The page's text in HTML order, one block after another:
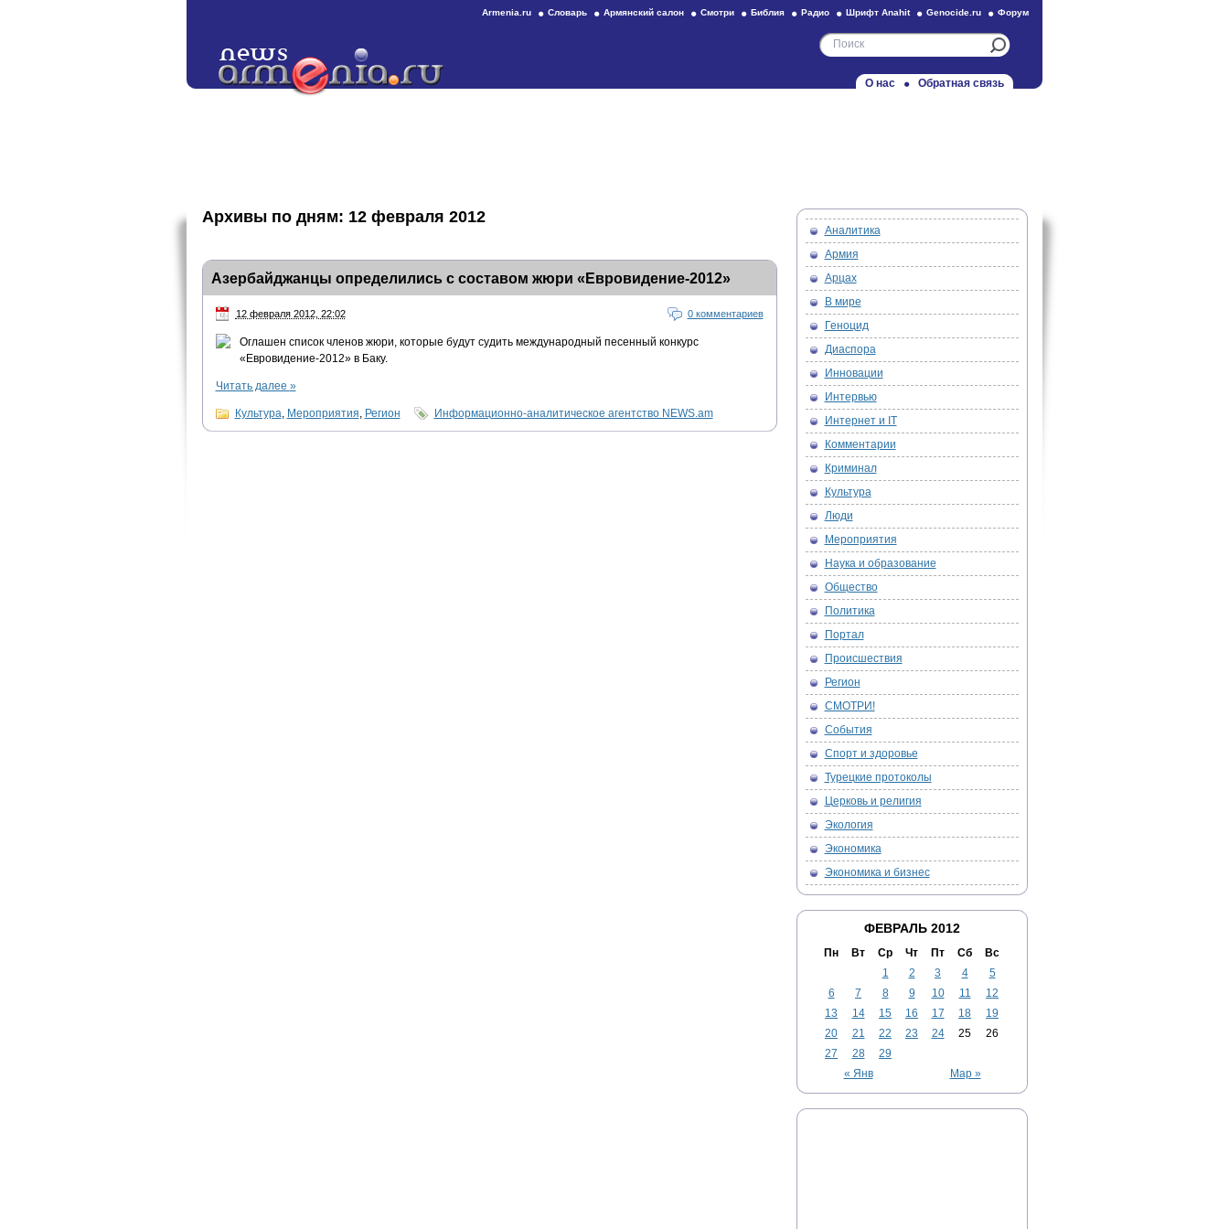
Armenia.ru Словарь Армянский салон Смотри Библия Радио Шрифт Anahit Genocide.ru Форум
О нас Обратная связь
Архивы по дням: 12 февраля 2012
Азербайджанцы определились с составом жюри «Евровидение-2012»
12 февраля 2012, 22:02 0 комментариев
Оглашен список членов жюри, которые будут судить международный песенный конкурс
«Евровидение-2012» в Баку.
Читать далее »
Культура Мероприятия Регион Информационно-аналитическое агентство NEWS.am
Аналитика
Армия
Арцах
В мире
Геноцид
Диаспора
Инновации
Интервью
Интернет и IT
Комментарии
Криминал
Культура
Люди
Мероприятия
Наука и образование
Общество
Политика
Портал
Происшествия
Регион
СМОТРИ!
События
Спорт и здоровье
Турецкие протоколы
Церковь и религия
Экология
Экономика
Экономика и бизнес
ФЕВРАЛЬ 2012
Пн Вт Ср Чт Пт Сб Вс
« Янв Мар »
1 2 3 4
5
6
7 8 9 10 11
12
13
14 15 16 17 18
19
20
21 22 23 24 25
26
27
28 29